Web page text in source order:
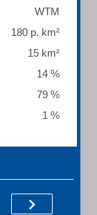
WTM
180 p. km²
15 km²
14 %
79 %
1 %